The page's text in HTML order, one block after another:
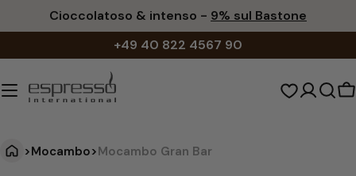
al
Cioccolatoso & intenso - 9% sul Bastone
+49 40 822 4567 90
>Mocambo>Mocambo Gran Bar